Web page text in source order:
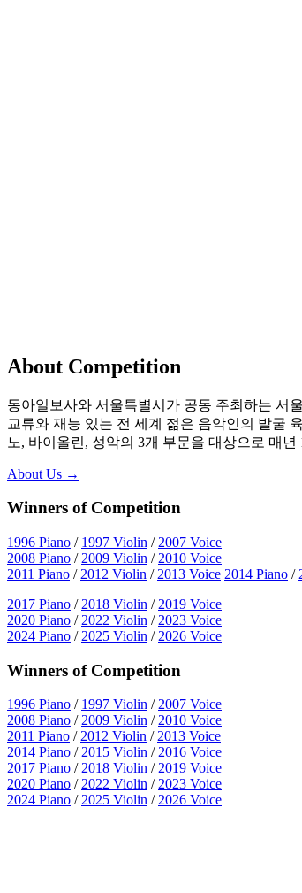
About Competition
동아일보사와 서울특별시가 공동 주최하는 서
교류와 재능 있는 전 세계 젊은 음악인의 발굴
노, 바이올린, 성악의 3개 부문을 대상으로 매년
About Us →
Winners of Competition
1996 Piano / 1997 Violin / 2007 Voice
2008 Piano / 2009 Violin / 2010 Voice
2011 Piano / 2012 Violin / 2013 Voice 2014 Piano /
2017 Piano / 2018 Violin / 2019 Voice
2020 Piano / 2022 Violin / 2023 Voice
2024 Piano / 2025 Violin / 2026 Voice
Winners of Competition
1996 Piano / 1997 Violin /2007 Voice
2008 Piano /2009 Violin /2010 Voice
2011 Piano /2012 Violin /2013 Voice
2014 Piano /2015 Violin /2016 Voice
2017 Piano /2018 Violin /2019 Voice
2020 Piano /2022 Violin /2023 Voice
2024 Piano /2025 Violin /2026 Voice